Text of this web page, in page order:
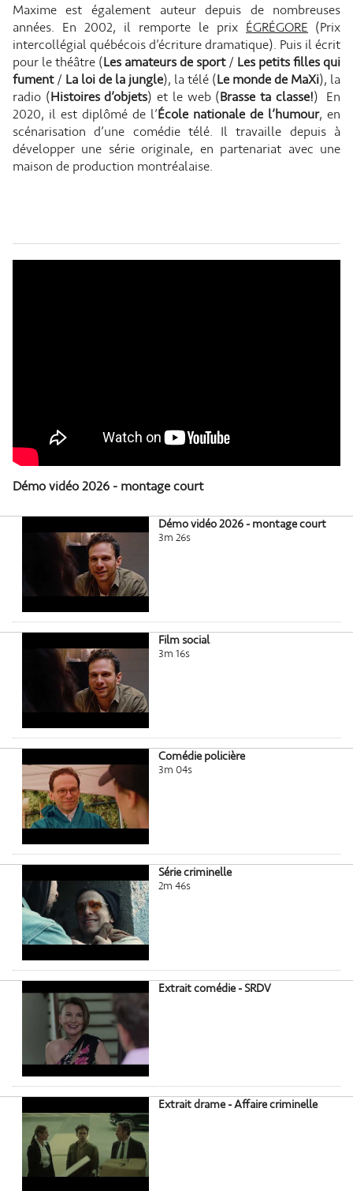
Maxime est également auteur depuis de nombreuses
années. En 2002, il remporte le prix ÉGRÉGORE (Prix
intercollégial québécois d’écriture dramatique). Puis il écrit
pour le théâtre (Les amateurs de sport/ Les petits filles qui
fument/ La loi de la jungle), la télé (Le monde de MaXi), la
radio (Histoires d’objets) et le web (Brasse ta classe!) En
2020, il est diplômé de l’École nationale de l’humour, en
scénarisation d’une comédie télé. Il travaille depuis à
développer une série originale, en partenariat avec une
maison de production montréalaise.
Démo vidéo 2026 - montage court
Démo vidéo 2026 - montage court
3m 26s
Film social
3m 16s
Comédie policière
3m 04s
Série criminelle
2m 46s
Extrait comédie - SRDV
Extrait drame - Affaire criminelle